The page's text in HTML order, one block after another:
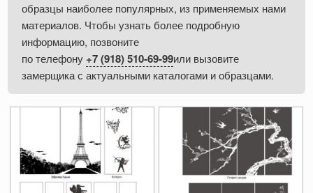
образцы наиболее популярных, из применяемых нами
материалов. Чтобы узнать более подробную
информацию, позвоните
по телефону +7 (918) 510-69-99или вызовите
замерщика с актуальными каталогами и образцами.